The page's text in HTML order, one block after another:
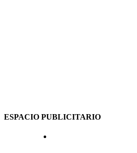
ESPACIO PUBLICITARIO